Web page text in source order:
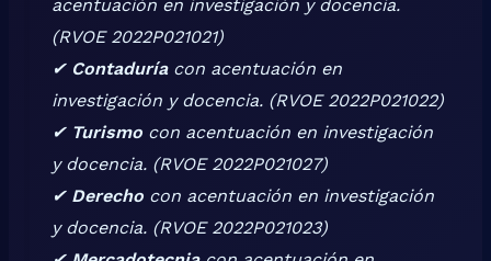
acentuación en investigación y docencia.
(RVOE 2022P021021)
✔ Contaduríacon acentuación en
investigación y docencia. (RVOE 2022P021022)
✔ Turismo con acentuación en investigación
y docencia. (RVOE 2022P021027)
✔ Derecho con acentuación en investigación
y docencia. (RVOE 2022P021023)